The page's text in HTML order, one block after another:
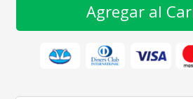
Agregar al